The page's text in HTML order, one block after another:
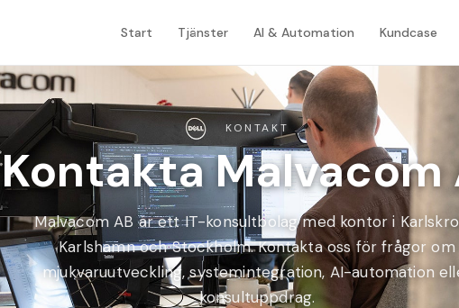
Start Tjänster AI & Automation Kundcase
KONTAKT
Kontakta Malvacom
Malvacom AB är ett IT-konsultbolag med kontor i
Karlshamn och Stockholm. Kontakta oss för frågor om
mjukvaruutveckling, systemintegration, AI-automation
konsultuppdrag.